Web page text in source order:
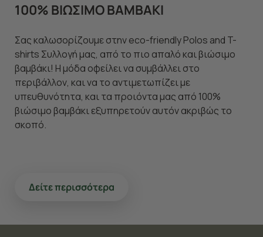
100% ΒΙΩΣΙΜΟ ΒΑΜΒΑΚΙ
Σας καλωσορίζουμε στην eco-friendly Polos and T-
shirts Συλλογή μας, από το πιο απαλό και βιώσιμο
βαμβάκι! Η μόδα οφείλει να συμβάλλει στο
περιβάλλον, και να το αντιμετωπίζει με
υπευθυνότητα, και τα προιόντα μας από 100%
βιώσιμο βαμβάκι εξυπηρετούν αυτόν ακριβώς το
σκοπό.
Δείτε περισσότερα